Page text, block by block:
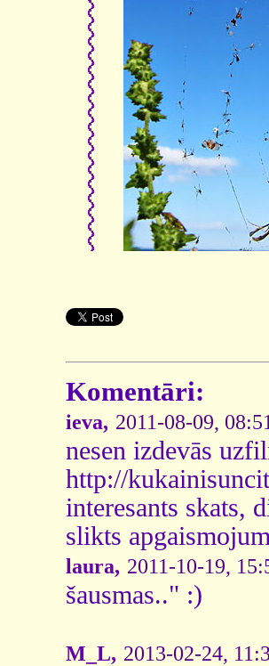
Komentāri:
ieva, 2011-08-09,
nesen izdevās
http://
interesants skats,
slikts
laura, 2011-10-19,
šausmas.." :)
M_L, 2013-02-24,